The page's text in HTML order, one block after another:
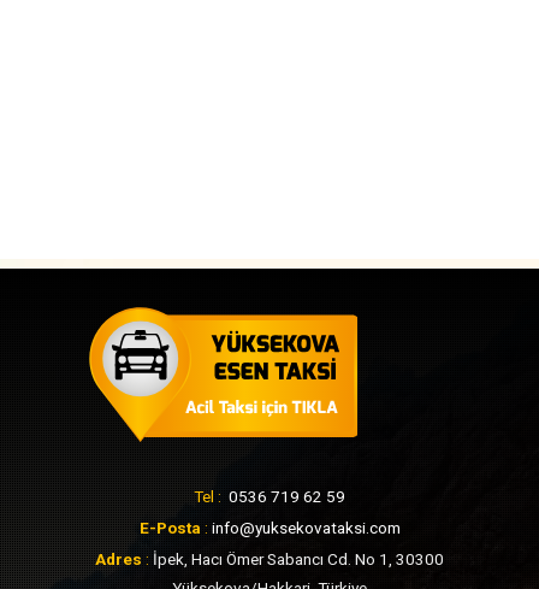
Tel : 0536 719 62 59
E-Posta : info@yuksekovataksi.com
Adres : İpek, Hacı Ömer Sabancı Cd. No 1, 30300